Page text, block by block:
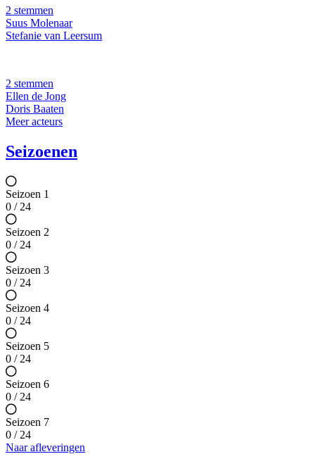
2 stemmen
Suus Molenaar
Stefanie van Leersum
2 stemmen
Ellen de Jong
Doris Baaten
Meer acteurs
Seizoenen
Seizoen 1
0 / 24
Seizoen 2
0 / 24
Seizoen 3
0 / 24
Seizoen 4
0 / 24
Seizoen 5
0 / 24
Seizoen 6
0 / 24
Seizoen 7
0 / 24
Naar afleveringen